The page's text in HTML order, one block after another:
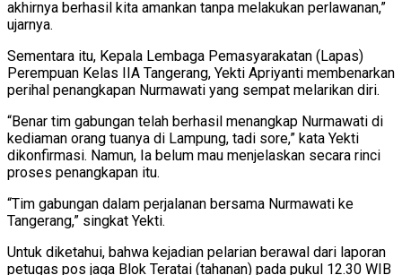
akhirnya berhasil kita amankan tanpa melakukan perlawanan,”
ujarnya.
Sementara itu, Kepala Lembaga Pemasyarakatan (Lapas)
Perempuan Kelas IIA Tangerang, Yekti Apriyanti membenarkan
perihal penangkapan Nurmawati yang sempat melarikan diri.
“Benar tim gabungan telah berhasil menangkap Nurmawati di
kediaman orang tuanya di Lampung, tadi sore,” kata Yekti
dikonfirmasi. Namun, Ia belum mau menjelaskan secara rinci
proses penangkapan itu.
“Tim gabungan dalam perjalanan bersama Nurmawati ke
Tangerang,” singkat Yekti.
Untuk diketahui, bahwa kejadian pelarian berawal dari laporan
petugas pos jaga Blok Teratai (tahanan) pada pukul 12.30 WIB